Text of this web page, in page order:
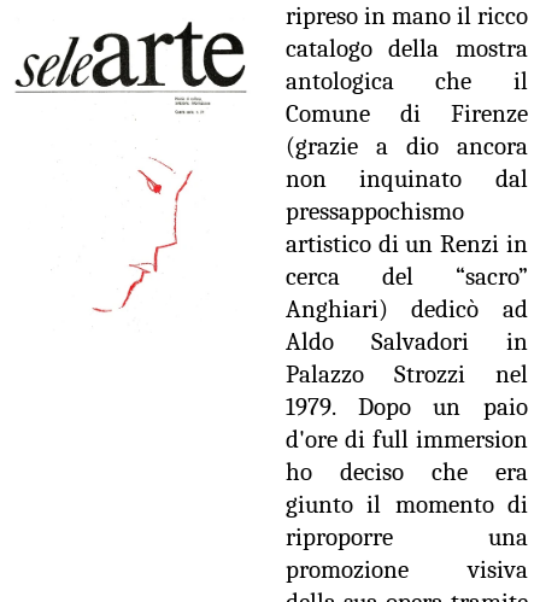
ripreso in mano il ricco
catalogo della mostra
antologica che il
Comune di Firenze
(grazie a dio ancora
non inquinato dal
pressappochismo
artistico di un Renzi in
cerca del “sacro”
Anghiari) dedicò ad
Aldo Salvadori in
Palazzo Strozzi nel
1979. Dopo un paio
d'ore di full immersion
ho deciso che era
giunto il momento di
riproporre una
promozione visiva